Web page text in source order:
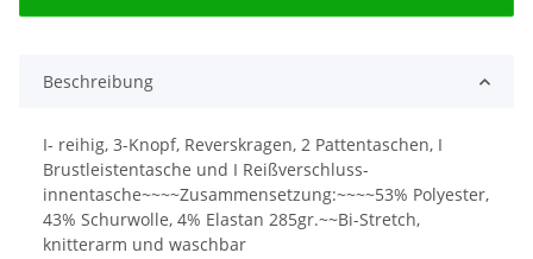
Beschreibung
I- reihig, 3-Knopf, Reverskragen, 2 Pattentaschen, I
Brustleistentasche und I Reißverschluss-
innentasche~~~~Zusammensetzung:~~~~53% Polyester,
43% Schurwolle, 4% Elastan 285gr.~~Bi-Stretch,
knitterarm und waschbar